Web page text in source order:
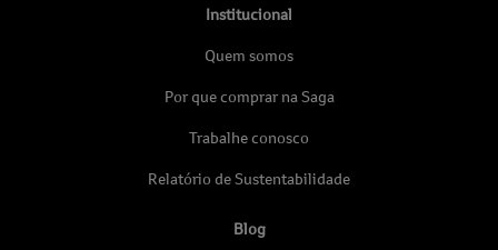
Institucional
Quem somos
Por que comprar na Saga
Trabalhe conosco
Relatório de Sustentabilidade
Blog